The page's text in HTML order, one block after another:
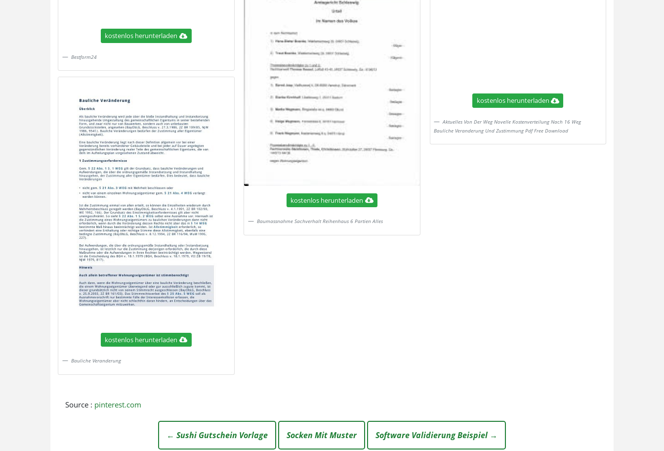
kostenlos herunterladen
Bestform24
kostenlos herunterladen
Bauliche Veranderung
kostenlos herunterladen
Baumassnahme Sachverhalt Reihenhaus 6 Partien Alles
kostenlos herunterladen
Aktuelles Von Der Weg Novelle Kostenverteilung Nach 16 Weg
Bauliche Veranderung Und Zustimmung Pdf Free Download
Source : pinterest.com
← Sushi Gutschein Vorlage Socken Mit Muster Software Validierung Beispiel →